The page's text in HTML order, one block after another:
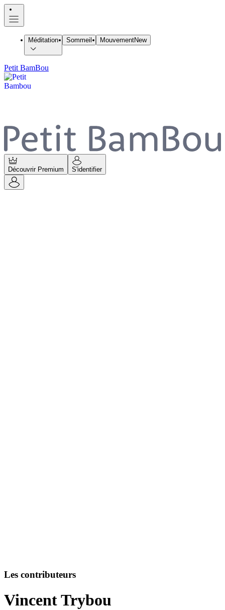
Méditation Sommeil MouvementNew
Petit BamBou
Découvrir Premium S'identifier
Les contributeurs
Vincent Trybou